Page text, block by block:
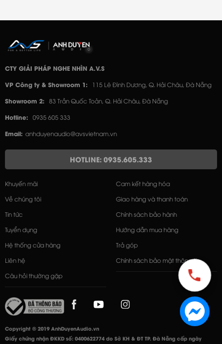
CTY GIẢI PHÁP NGHE NHÌN A.V.S
VP Công ty & Showroom 1: 115 Lê Đình Dương, Q. Hải Châu, Đà Nẵng
Showroom 2: 83 Trần Quốc Toản, Q. Hải Châu, Đà Nẵng
Hotline: 0935 605 333
Email: anhduyenaudio@avsvietnam.vn
HOTLINE: 0935.605.333
Khuyến mãi
Về chúng tôi
Tin tức
Tuyển dụng
Hệ thống cửa hàng
Liên hệ
Câu hỏi thường gặp
Cam kết hàng hóa
Giao hàng và thanh toán
Chính sách bảo hành
Hướng dẫn mua hàng
Trả góp
Chính sách bảo mật thông tin
Copyright © 2019 AnhDuyenAudio.vn
Giấy chứng nhận ĐKKD số: 0400622774 do Sở KH & ĐT TP. Đà Nẵng cấp ngày